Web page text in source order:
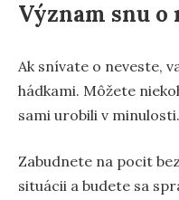
Význam snu o
Ak snívate o neveste,
hádkami. Môžete
sami urobili v minulosti.
Zabudnete na pocit
situácii a budete sa